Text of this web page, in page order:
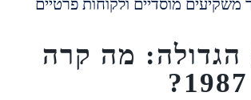
מוסדיים ולקוחות פרטיים
מה קרה